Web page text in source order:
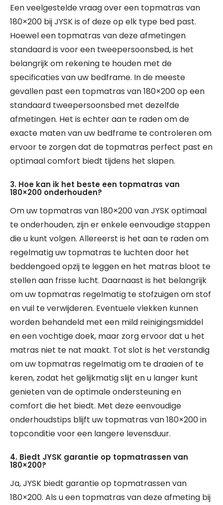
Een veelgestelde vraag over een topmatras van
180×200 bij JYSK is of deze op elk type bed past.
Hoewel een topmatras van deze afmetingen
standaard is voor een tweepersoonsbed, is het
belangrijk om rekening te houden met de
specificaties van uw bedframe. In de meeste
gevallen past een topmatras van 180×200 op een
standaard tweepersoonsbed met dezelfde
afmetingen. Het is echter aan te raden om de
exacte maten van uw bedframe te controleren om
ervoor te zorgen dat de topmatras perfect past en
optimaal comfort biedt tijdens het slapen.
3. Hoe kan ik het beste een topmatras van
180×200 onderhouden?
Om uw topmatras van 180×200 van JYSK optimaal
te onderhouden, zijn er enkele eenvoudige stappen
die u kunt volgen. Allereerst is het aan te raden om
regelmatig uw topmatras te luchten door het
beddengoed opzij te leggen en het matras bloot te
stellen aan frisse lucht. Daarnaast is het belangrijk
om uw topmatras regelmatig te stofzuigen om stof
en vuil te verwijderen. Eventuele vlekken kunnen
worden behandeld met een mild reinigingsmiddel
en een vochtige doek, maar zorg ervoor dat u het
matras niet te nat maakt. Tot slot is het verstandig
om uw topmatras regelmatig om te draaien of te
keren, zodat het gelijkmatig slijt en u langer kunt
genieten van de optimale ondersteuning en
comfort die het biedt. Met deze eenvoudige
onderhoudstips blijft uw topmatras van 180×200 in
topconditie voor een langere levensduur.
4. Biedt JYSK garantie op topmatrassen van
180×200?
Ja, JYSK biedt garantie op topmatrassen van
180×200. Als u een topmatras van deze afmeting bij